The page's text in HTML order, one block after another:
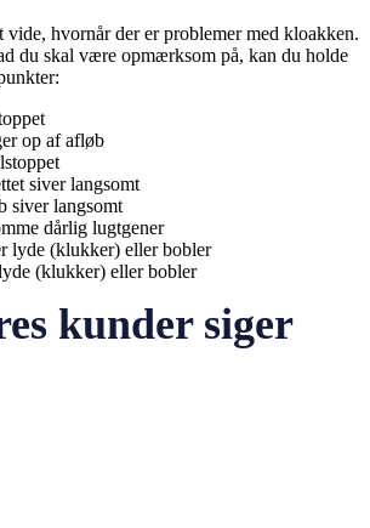
hvornår der er problemer med kloakken.
du skal være opmærksom på, kan du holde
op af afløb
siver langsomt
siver langsomt
dårlig lugtgener
lyde (klukker) eller bobler
(klukker) eller bobler
kunder siger